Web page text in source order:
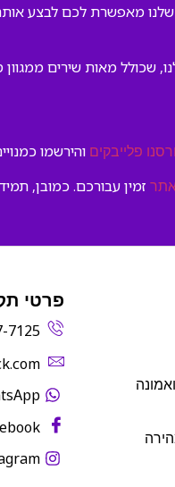
מאפשרת לכם לבצע
שכולל מאות שירים ממגוון
פלייבקים והירשמו
זמין עבורכם. כמובן,
פרטי
7125